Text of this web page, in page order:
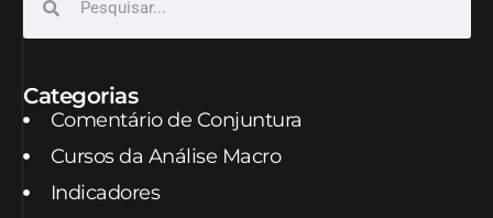
Categorias
Comentário de Conjuntura
Cursos da Análise Macro
Indicadores